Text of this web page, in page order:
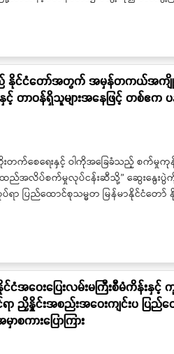
နိုင်ငံတော်အတွက် အမှန်တကယ်အကျိုး
ားနှင့် တာဝန်ရှိသူများအနေဖြင့် တ
းတက်စေရေးနှင့် ဝါကိုအခြေခံသည့် စက်မှု
ည်အလိပ်စက်မှုလုပ်ငန်းဆီသို့” ဆွေးနွေးပွဲ
ပ်ရာ ပြည်ထောင်စုသမ္မတ မြန်မာနိုင်ငံတ
င်ငံအဝေးပြေးလမ်းမကြီးစီမံကိန်း
ာ ညှိနှိုင်းအစည်းအဝေးကျင်းပ ပြည်ထ
ကားပြောကြား